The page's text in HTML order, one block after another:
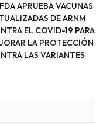
APRUEBA VACUNAS
DE ARNM
EL COVID-19 PARA
LA PROTECCIÓN
LAS VARIANTES